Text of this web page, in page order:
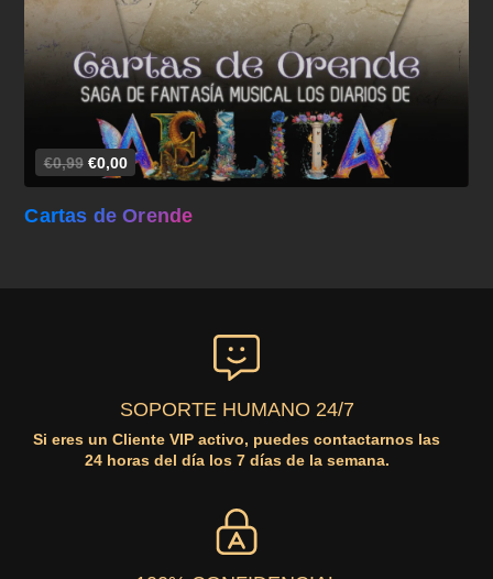
€0,99 €0,00
Cartas de Orende
SOPORTE HUMANO 24/7
Si eres un Cliente VIP activo, puedes contactarnos las
24 horas del día los 7 días de la semana.